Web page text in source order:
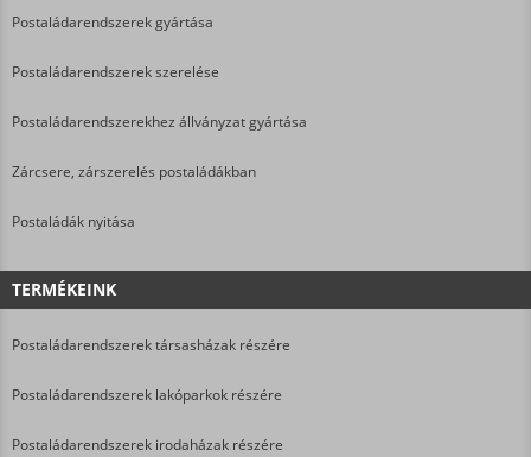
Postaládarendszerek gyártása
Postaládarendszerek szerelése
Postaládarendszerekhez állványzat gyártása
Zárcsere, zárszerelés postaládákban
Postaládák nyitása
TERMÉKEINK
Postaládarendszerek társasházak részére
Postaládarendszerek lakóparkok részére
Postaládarendszerek irodaházak részére